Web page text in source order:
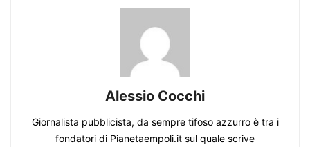
Alessio Cocchi
Giornalista pubblicista, da sempre tifoso azzurro è tra i
fondatori di Pianetaempoli.it sul quale scrive